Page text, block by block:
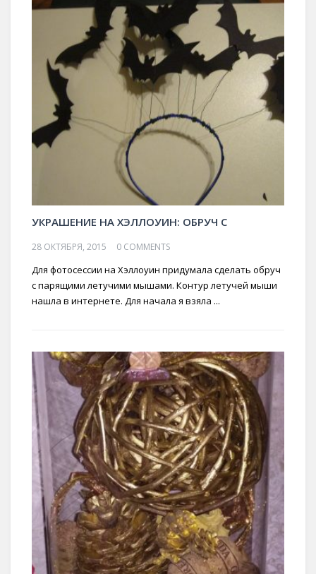
УКРАШЕНИЕ НА ХЭЛЛОУИН: ОБРУЧ С
28 ОКТЯБРЯ, 2015 0 COMMENTS
Для фотосессии на Хэллоуин придумала сделать обруч
с парящими летучими мышами. Контур летучей мыши
нашла в интернете. Для начала я взяла ...